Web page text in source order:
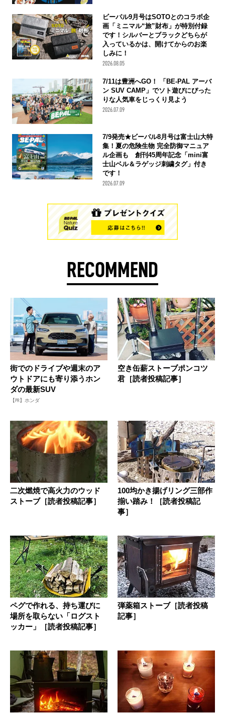
ビーパル9月号はSOTOとのコラボ企
画「ミニマル“旅”財布」が特別付録
です！シルバーとブラックどちらが
入っているかは、開けてからのお楽
しみに！
2026.08.05
7/11は豊洲へGO！ 「BE-PAL アーバ
ン SUV CAMP」でソト遊びにぴった
りな人気車をじっくり見よう
2026.07.09
7/9発売★ビーパル8月号は富士山大特
集！夏の危険生物 完全防御マニュア
ル企画も 創刊45周年記念「mini富
士山ベル＆ラゲッジ刺繍タグ」付き
です！
2026.07.09
RECOMMEND
街でのドライブや週末のア
ウトドアにも寄り添うホン
ダの最新SUV
【PR】ホンダ
空き缶薪ストーブポンコツ
君［読者投稿記事］
二次燃焼で高火力のウッド
ストーブ［読者投稿記事］
100均かき揚げリング三部作
揃い踏み！［読者投稿記
事］
ペグで作れる、持ち運びに
場所を取らない「ログスト
ッカー」［読者投稿記事］
弾薬箱ストーブ［読者投稿
記事］